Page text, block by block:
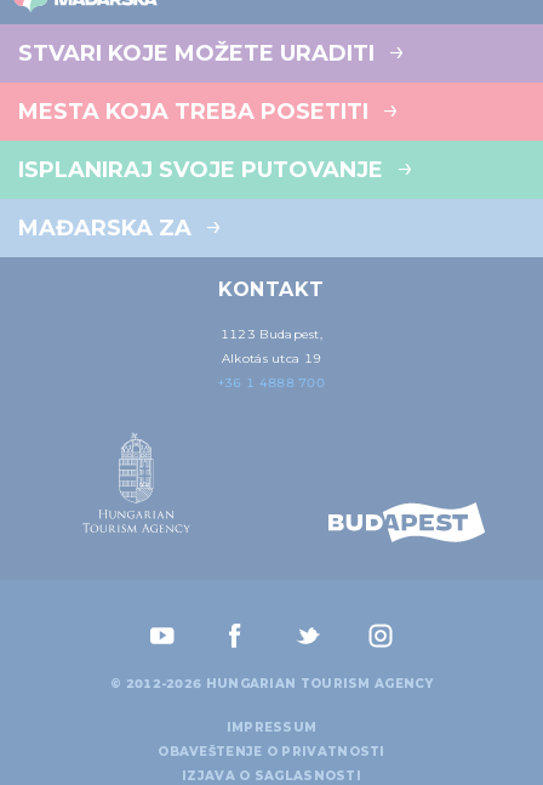
STVARI KOJE MOŽETE URADITI
MESTA KOJA TREBA POSETITI
ISPLANIRAJ SVOJE PUTOVANJE
MAĐARSKA ZA
KONTAKT
1123 Budapest,
Alkotás utca 19
+36 1 4888 700
© 2012-2026 HUNGARIAN TOURISM AGENCY
IMPRESSUM
OBAVEŠTENJE O PRIVATNOSTI
IZJAVA O SAGLASNOSTI